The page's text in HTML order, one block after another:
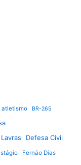
atletismo BR-265
Defesa Civil
Fernão Dias